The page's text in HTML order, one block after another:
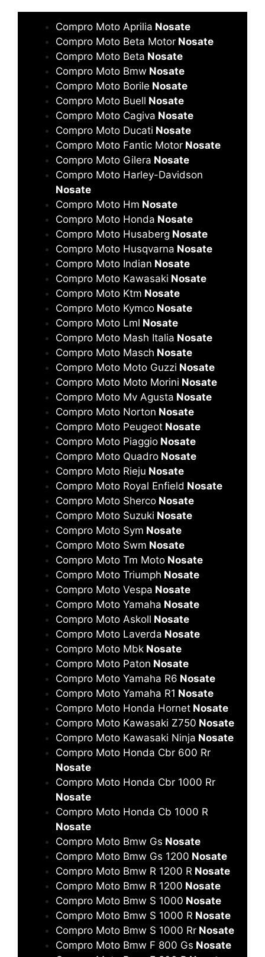
Compro Moto Aprilia Nosate
Compro Moto Beta Motor Nosate
Compro Moto Beta Nosate
Compro Moto Bmw Nosate
Compro Moto Borile Nosate
Compro Moto Buell Nosate
Compro Moto Cagiva Nosate
Compro Moto Ducati Nosate
Compro Moto Fantic Motor Nosate
Compro Moto Gilera Nosate
Compro Moto Harley-Davidson
Nosate
Compro Moto Hm Nosate
Compro Moto Honda Nosate
Compro Moto Husaberg Nosate
Compro Moto Husqvarna Nosate
Compro Moto Indian Nosate
Compro Moto Kawasaki Nosate
Compro Moto Ktm Nosate
Compro Moto Kymco Nosate
Compro Moto Lml Nosate
Compro Moto Mash Italia Nosate
Compro Moto Masch Nosate
Compro Moto Moto Guzzi Nosate
Compro Moto Moto Morini Nosate
Compro Moto Mv Agusta Nosate
Compro Moto Norton Nosate
Compro Moto Peugeot Nosate
Compro Moto Piaggio Nosate
Compro Moto Quadro Nosate
Compro Moto Rieju Nosate
Compro Moto Royal Enfield Nosate
Compro Moto Sherco Nosate
Compro Moto Suzuki Nosate
Compro Moto Sym Nosate
Compro Moto Swm Nosate
Compro Moto Tm Moto Nosate
Compro Moto Triumph Nosate
Compro Moto Vespa Nosate
Compro Moto Yamaha Nosate
Compro Moto Askoll Nosate
Compro Moto Laverda Nosate
Compro Moto Mbk Nosate
Compro Moto Paton Nosate
Compro Moto Yamaha R6 Nosate
Compro Moto Yamaha R1 Nosate
Compro Moto Honda Hornet Nosate
Compro Moto Kawasaki Z750 Nosate
Compro Moto Kawasaki Ninja Nosate
Compro Moto Honda Cbr 600 Rr
Nosate
Compro Moto Honda Cbr 1000 Rr
Nosate
Compro Moto Honda Cb 1000 R
Nosate
Compro Moto Bmw Gs Nosate
Compro Moto Bmw Gs 1200 Nosate
Compro Moto Bmw R 1200 R Nosate
Compro Moto Bmw R 1200 Nosate
Compro Moto Bmw S 1000 Nosate
Compro Moto Bmw S 1000 R Nosate
Compro Moto Bmw S 1000 Rr Nosate
Compro Moto Bmw F 800 Gs Nosate